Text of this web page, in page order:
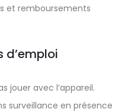
et remboursements
d’emploi
jouer avec l’appareil.
surveillance en présence